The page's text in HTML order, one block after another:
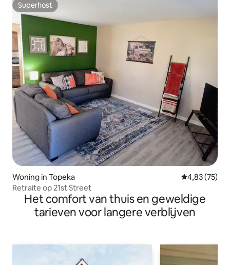
Superhost
Superhost
Woning in Topeka Gemiddelde
4,83 (75)
Retraite op 21st Street
Het comfort van thuis en geweldige
tarieven voor langere verblijven